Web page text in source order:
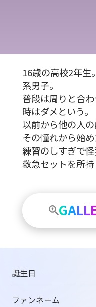
16歳の高校2年生
系男子。
普段は周りと合
時はダメという。
以前から他の人の
その憧れから始め
練習のしすぎで
救急セットを所持
誕生日
ファンネーム